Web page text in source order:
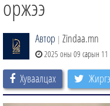
ЗИНДАА СЭТГҮҮЛ
оржээ
Автор | Zindaa.mn
2025 оны 09 сарын 11
Хуваалцах